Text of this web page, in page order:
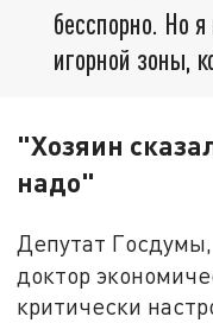
бесспорно. Но
игорной зоны,
"Хозяин
надо"
Депутат
доктор
критически